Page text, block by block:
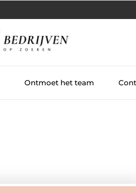
Ontmoet het team